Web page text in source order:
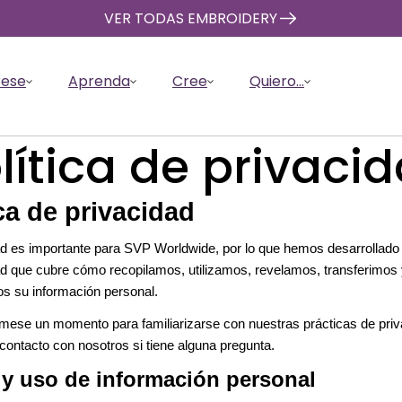
VER TODAS EMBROIDERY
Ver Afiliaciones
ventajas y precios.
destacada
Back to School
Explore Back to School sewing
projects perfect for students,
teachers, and families.
Aprenda
CREATIVATE
CREATIVATEy la
.
Tutoriales
e instrucciones paso a paso.
Cree
visión general
de
CREATIVATE.
Design Catalog
recursos ya creados.
Quiero...
CREATIVATE
sus proyectos de
.
Acolchar con CREATIVATE
confeccione sus colchas de
forma más rápida y sencilla.
de
de privacidad
es importante para SVP Worldwide, por lo que hemos
que cubre cómo recopilamos, utilizamos, revelamos, transferimos
su información personal.
un momento para familiarizarse con nuestras prácticas de
con nosotros si tiene alguna pregunta.
uso de información personal